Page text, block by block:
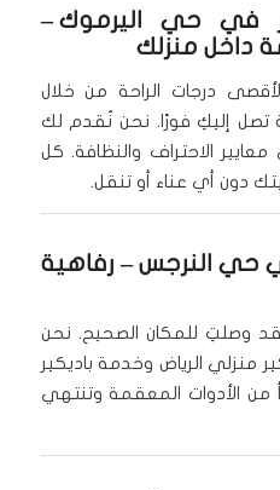
في حي اليرموك–
داخل منزلك
درجات الراحة من خلال
تصل إليكِ فورًا. نحن نُقدم لك
معايير الاحتراف والنظافة. كل
دون أي عناء أو تنقل.
حي النرجس– رفاهية
وصلتِ للمكان الصحيح. نحن
منزلي الرياض وخدمة باديكير
من الأدوات المعقمة وتنتهي